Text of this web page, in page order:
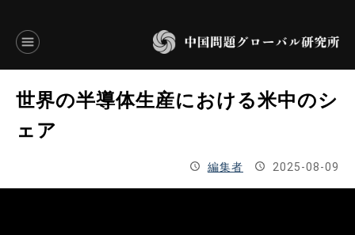
言語別アーカイブ
ENGLISH
世界の半導体生産における米中のシ
ェア
編集者 2025-08-09